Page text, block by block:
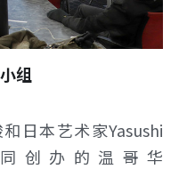
组
日本艺术家Yasushi
创办的温哥华